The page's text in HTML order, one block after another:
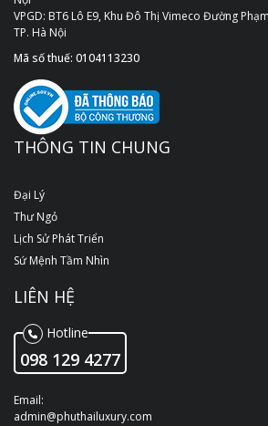
VPGD: BT6 Lô E9, Khu Đô Thị Vimeco Đường
TP. Hà Nội
Mã số thuế: 0104113230
THÔNG TIN CHUNG
Đại Lý
Thư Ngỏ
Lịch Sử Phát Triển
Sứ Mệnh Tầm Nhìn
LIÊN HỆ
Hotline
098 129 4277
Email:
admin@phuthailuxury.com